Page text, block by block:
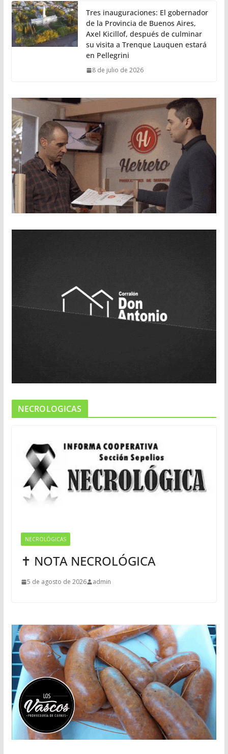
Tres inauguraciones: El gobernador
de la Provincia de Buenos Aires,
Axel Kicillof, después de culminar
su visita a Trenque Lauquen estará
en Pellegrini
8 de julio de 2026
NECROLOGICAS
NECROLÓGICAS
✝ NOTA NECROLÓGICA
5 de agosto de 2026 admin